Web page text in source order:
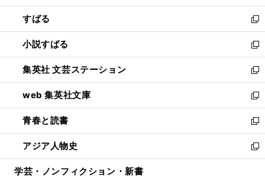
開
く
ウ
で
開
く
ン
ド
ウ
で
開
く
すばる
新
し
い
ウ
ィ
ン
ド
ウ
で
開
く
小説すばる
新
し
い
ウ
ィ
ン
ド
ウ
で
開
集英社 文芸ステーション
新
し
い
ウ
ィ
ン
ド
ウ
web 集英社文庫
新
し
い
ウ
ィ
ン
青春と読書
新
し
い
ウ
アジア人物史
新
し
学芸・ノンフィクション・新書